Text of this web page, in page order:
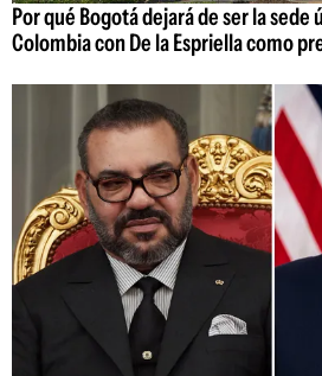
Por qué Bogotá dejará de ser la
Colombia con De la Espriella como